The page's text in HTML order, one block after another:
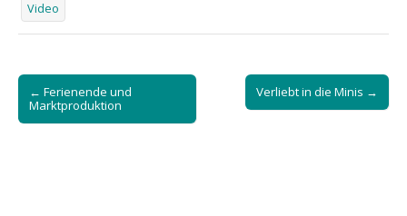
Video
Post
navigation
← Ferienende und
Marktproduktion
Verliebt in die Minis →